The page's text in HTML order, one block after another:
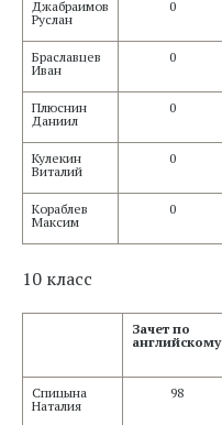
Джабраимов
Руслан
0
Браславцев
Иван
0
Плюснин
Даниил
0
Кулекин
Виталий
0
Кораблев
Максим
0
10 класс
Зачет по
английскому
Спицына
Наталия
98